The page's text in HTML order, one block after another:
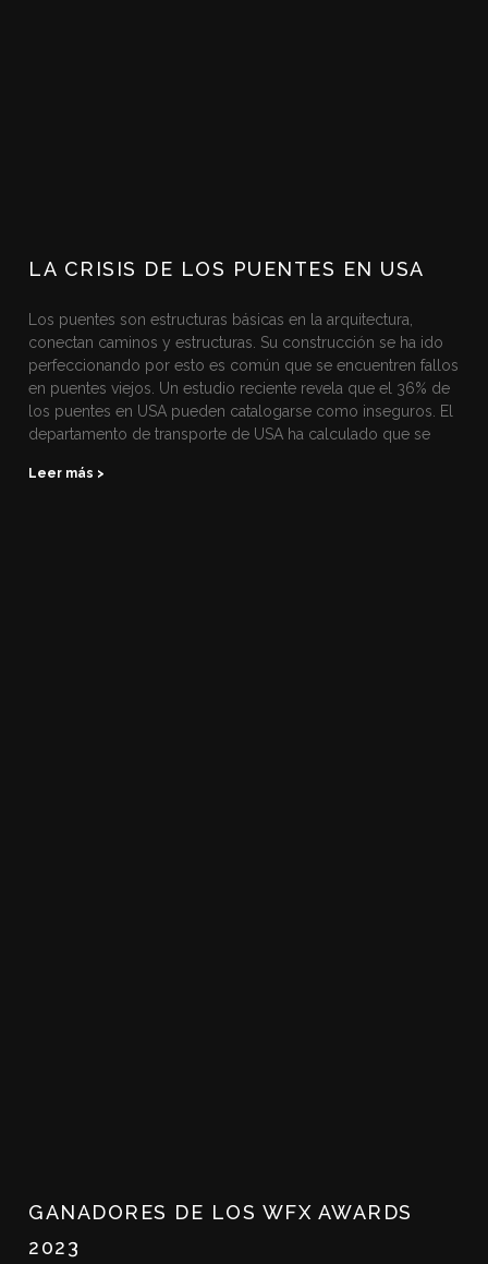
LA CRISIS DE LOS PUENTES EN USA
Los puentes son estructuras básicas en la arquitectura,
conectan caminos y estructuras. Su construcción se ha ido
perfeccionando por esto es común que se encuentren fallos
en puentes viejos. Un estudio reciente revela que el 36% de
los puentes en USA pueden catalogarse como inseguros. El
departamento de transporte de USA ha calculado que se
Leer más >
GANADORES DE LOS WFX AWARDS
2023